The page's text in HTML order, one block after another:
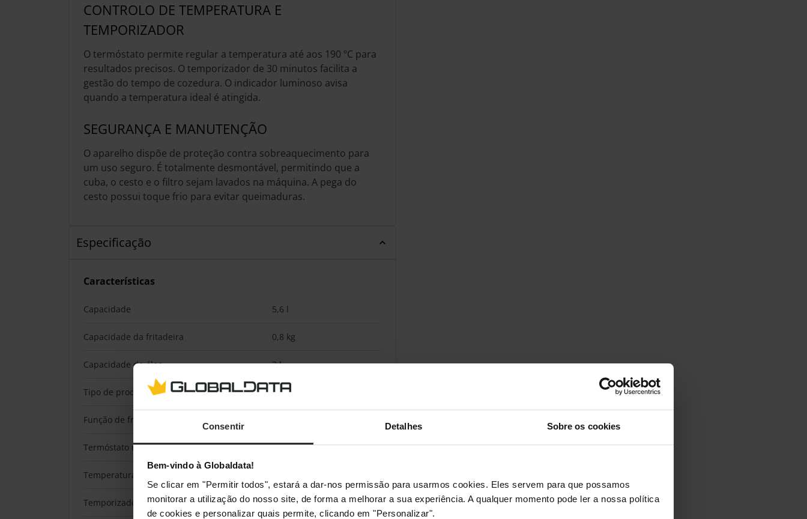
Consentir Detalhes Sobre os cookies
Bem-vindo à Globaldata!
Se clicar em "Permitir todos", estará a dar-nos permissão para usarmos cookies. Eles servem para que possamos
monitorar a utilização do nosso site, de forma a melhorar a sua experiência. A qualquer momento pode ler a nossa política
de cookies e personalizar quais permite, clicando em "Personalizar".
CONTROLO DE TEMPERATURA E
TEMPORIZADOR
O termóstato permite regular a temperatura até aos 190 ºC para
resultados precisos. O temporizador de 30 minutos facilita a
gestão do tempo de cozedura. O indicador luminoso avisa
quando a temperatura ideal é atingida.
SEGURANÇA E MANUTENÇÃO
O aparelho dispõe de proteção contra sobreaquecimento para
um uso seguro. É totalmente desmontável, permitindo que a
cuba, o cesto e o filtro sejam lavados na máquina. A pega do
cesto possui toque frio para evitar queimaduras.
Especificação
Características
Capacidade 5,6 l
Capacidade da fritadeira 0,8 kg
Capacidade de óleo 3 l
Tipo de produto Fritadeira
Função de fritar
Termóstato regulável Sim
Temperatura (máx.)
Temporizador de 30 minutos 30 min